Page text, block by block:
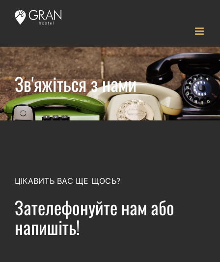
Зв'яжіться з нами
ЦІКАВИТЬ ВАС ЩЕ ЩОСЬ?
Зателефонуйте нам або
напишіть!